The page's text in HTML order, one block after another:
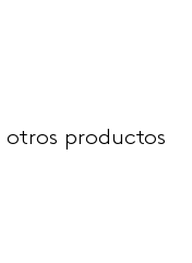
productos